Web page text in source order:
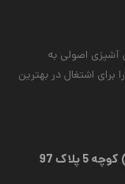
اصولی به
اشتغال در بهترین
قم، خیابان شهید فاطمی( دوره شهر) کوچه 5 پلاک 97